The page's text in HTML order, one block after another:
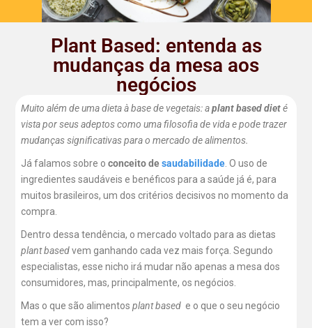
Plant Based: entenda as
mudanças da mesa aos
negócios
Muito além de uma dieta à base de vegetais: aplant based dieté
vista por seus adeptos como uma filosofia de vida e pode trazer
mudanças significativas para o mercado de alimentos.
Já falamos sobre oconceito desaudabilidade . O uso de
ingredientes saudáveis e benéficos para a saúde já é, para
muitos brasileiros, um dos critérios decisivos no momento da
compra.
Dentro dessa tendência, o mercado voltado para as dietas
plant basedvem ganhando cada vez mais força. Segundo
especialistas, esse nicho irá mudar não apenas a mesa dos
consumidores, mas, principalmente, os negócios.
Mas o que são alimentosplant based e o que o seu negócio
tem a ver com isso?